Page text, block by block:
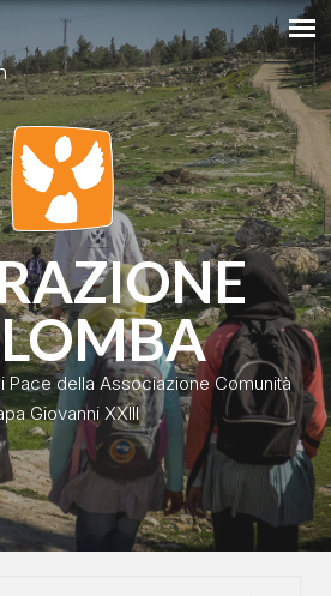
Pace della Associazione Comunità
Giovanni XXIII